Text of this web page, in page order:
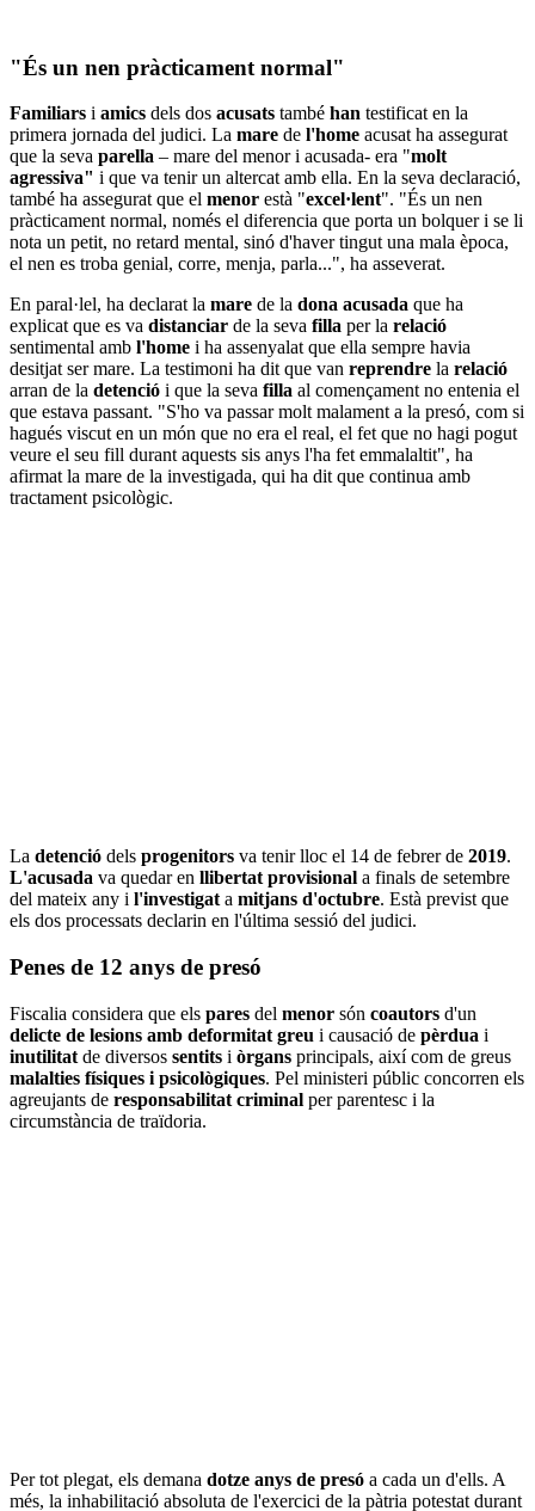
"És un nen pràcticament normal"
Familiars i amics dels dos acusats també han testificat en la
primera jornada del judici. La mare de l'home acusat ha assegurat
que la seva parella – mare del menor i acusada- era "molt
agressiva" i que va tenir un altercat amb ella. En la seva declaració,
també ha assegurat que el menor està "excel·lent". "És un nen
pràcticament normal, només el diferencia que porta un bolquer i se li
nota un petit, no retard mental, sinó d'haver tingut una mala època,
el nen es troba genial, corre, menja, parla...", ha asseverat.
En paral·lel, ha declarat la mare de la dona acusada que ha
explicat que es va distanciar de la seva filla per la relació
sentimental amb l'home i ha assenyalat que ella sempre havia
desitjat ser mare. La testimoni ha dit que van reprendre la relació
arran de la detenció i que la seva filla al començament no entenia el
que estava passant. "S'ho va passar molt malament a la presó, com si
hagués viscut en un món que no era el real, el fet que no hagi pogut
veure el seu fill durant aquests sis anys l'ha fet emmalaltit", ha
afirmat la mare de la investigada, qui ha dit que continua amb
tractament psicològic.
La detenció dels progenitors va tenir lloc el 14 de febrer de 2019.
L'acusada va quedar en llibertat provisional a finals de setembre
del mateix any i l'investigata mitjans d'octubre. Està previst que
els dos processats declarin en l'última sessió del judici.
Penes de 12 anys de presó
Fiscalia considera que els pares del menor són coautors d'un
delicte de lesions amb deformitat greu i causació de pèrdua i
inutilitat de diversos sentits i òrgans principals, així com de greus
malalties físiques i psicològiques. Pel ministeri públic concorren els
agreujants de responsabilitat criminal per parentesc i la
circumstància de traïdoria.
Per tot plegat, els demana dotze anys de presó a cada un d'ells. A
més, la inhabilitació absoluta de l'exercici de la pàtria potestat durant